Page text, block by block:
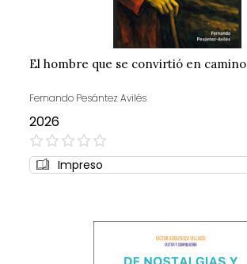
El hombre que se convirtió en camino
Fernando Pesántez Avilés
2026
0%
Impreso